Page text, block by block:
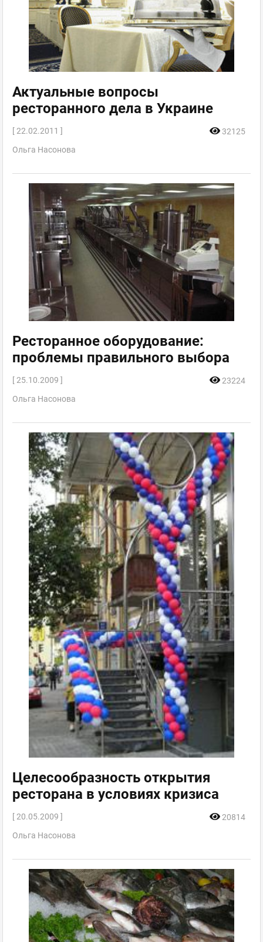
Актуальные вопросы
ресторанного дела в Украине
[ 22.02.2011 ]
32125
Ольга Насонова
Ресторанное оборудование:
проблемы правильного выбора
[ 25.10.2009 ]
23224
Ольга Насонова
Целесообразность открытия
ресторана в условиях кризиса
[ 20.05.2009 ]
20814
Ольга Насонова